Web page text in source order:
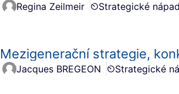
Regina Zeilmeir Strategické
Mezigenerační strategie,
Jacques BREGEON Strategické